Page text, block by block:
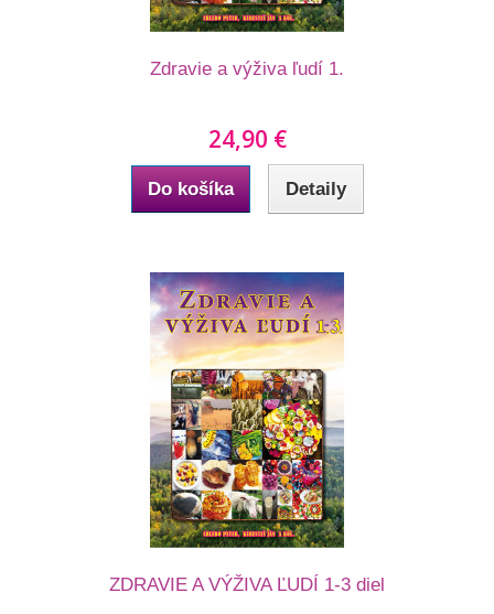
Zdravie a výživa ľudí 1.
24,90 €
Do košíka Detaily
ZDRAVIE A VÝŽIVA ĽUDÍ 1-3 diel